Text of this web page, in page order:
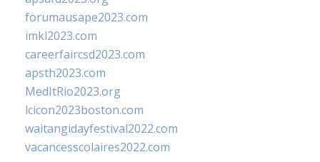
forumausape2023.com
imkl2023.com
careerfaircsd2023.com
apsth2023.com
MedItRio2023.org
lcicon2023boston.com
waitangidayfestival2022.com
vacancesscolaires2022.com